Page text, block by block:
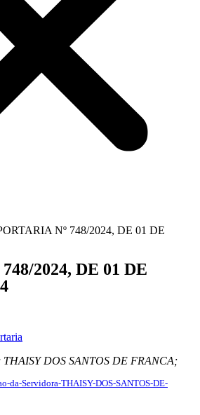
Nº 748/2024, DE 01 DE
2024, DE 01 DE
THAISY DOS SANTOS DE FRANCA;
da-Servidora-THAISY-DOS-SANTOS-DE-